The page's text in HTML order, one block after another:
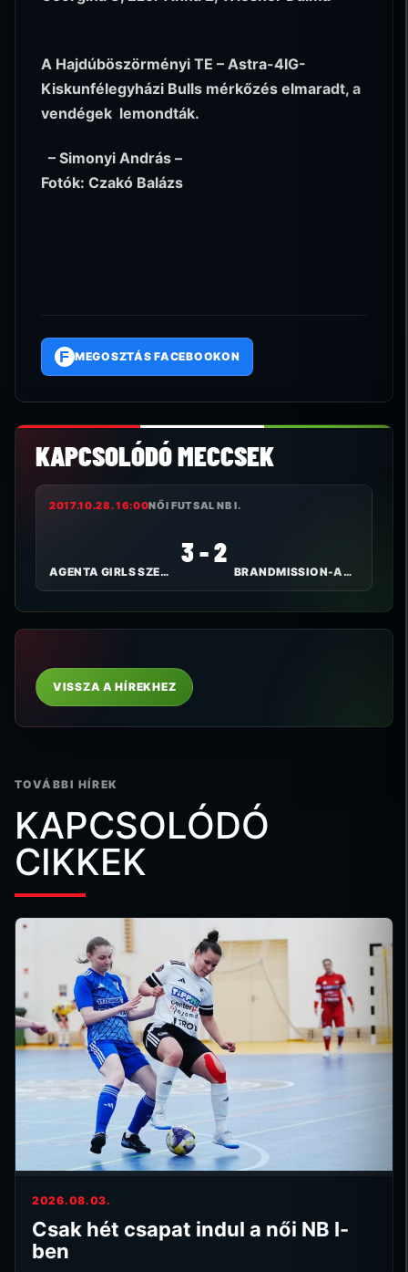
A Hajdúböszörményi TE – Astra-4IG-
Kiskunfélegyházi Bulls mérkőzés elmaradt, a
vendégek lemondták.
– Simonyi András –
Fotók: Czakó Balázs
F MEGOSZTÁS FACEBOOKON
KAPCSOLÓDÓ MECCSEK
2017.10.28. 16:00NŐI FUTSAL NB I.
AGENTA GIRLS SZEKSZÁRD FC
3 - 2
BRANDMISSION-ARTIFEX
VISSZA A HÍREKHEZ
TOVÁBBI HÍREK
KAPCSOLÓDÓ
CIKKEK
2026.08.03.
Csak hét csapat indul a női NB I-
ben